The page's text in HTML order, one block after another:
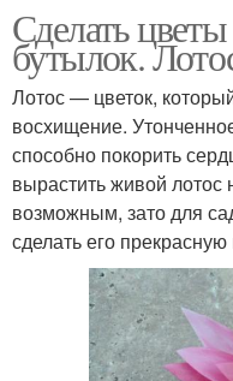
Сделать
бутылок.
Лотос — цветок,
восхищение.
способно покорить
вырастить живой лотос
возможным, зато для
сделать его